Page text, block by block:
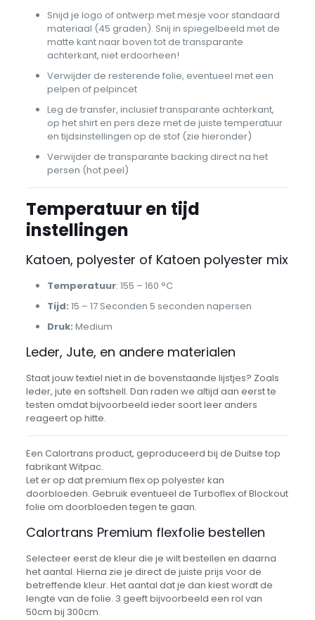
Snijd je logo of ontwerp met mesje voor standaard
materiaal (45 graden). Snij in spiegelbeeld met de
matte kant naar boven tot de transparante
achterkant, niet erdoorheen!
Verwijder de resterende folie, eventueel met een
pelpen of pelpincet
Leg de transfer, inclusief transparante achterkant,
op het shirt en pers deze met de juiste temperatuur
en tijdsinstellingen op de stof (zie hieronder)
Verwijder de transparante backing direct na het
persen (hot peel)
Temperatuur en tijd
instellingen
Katoen, polyester of Katoen polyester mix
Temperatuur: 155 – 160 °C
Tijd: 15 – 17 Seconden 5 seconden napersen
Druk: Medium
Leder, Jute, en andere materialen
Staat jouw textiel niet in de bovenstaande lijstjes? Zoals
leder, jute en softshell. Dan raden we altijd aan eerst te
testen omdat bijvoorbeeld ieder soort leer anders
reageert op hitte.
Een Calortrans product, geproduceerd bij de Duitse top
fabrikant Witpac.
Let er op dat premium flex op polyester kan
doorbloeden. Gebruik eventueel de Turboflex of Blockout
folie om doorbloeden tegen te gaan.
Calortrans Premium flexfolie bestellen
Selecteer eerst de kleur die je wilt bestellen en daarna
het aantal. Hierna zie je direct de juiste prijs voor de
betreffende kleur. Het aantal dat je dan kiest wordt de
lengte van de folie. 3 geeft bijvoorbeeld een rol van
50cm bij 300cm.